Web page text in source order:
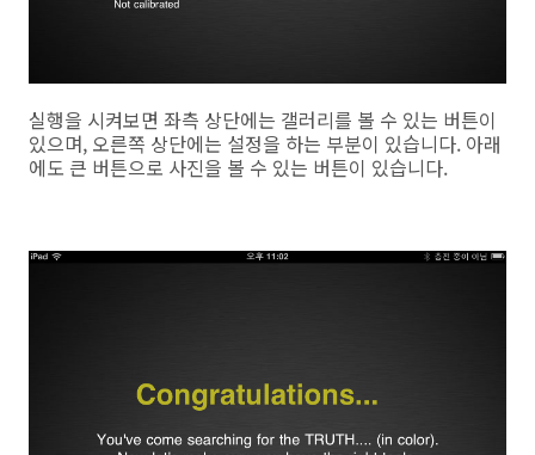
실행을 시켜보면 좌측 상단에는 갤러리를 볼 수 있는 버튼이
있으며, 오른쪽 상단에는 설정을 하는 부분이 있습니다. 아래
에도 큰 버튼으로 사진을 볼 수 있는 버튼이 있습니다.